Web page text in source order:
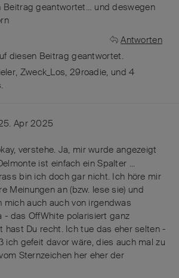
Beitrag geantwortet… und deswegen
Antworten
diesen Beitrag geantwortet.
, Zweck_Los, 29roadie, und4
.
Apr 2025
verstehe. Ja, mir wurde angezeigt
ist einfach ein Spalter ...
bin ich doch gar nicht. Ich höre mir
Meinungen an (bzw. lese sie) und
mich auch auch von irgendwas
- das OffWhite polarisiert ganz
hast Du recht. Ich tue das eher selten -
ich gefeit davor wäre, dies auch mal zu
Sternzeichen her eher der